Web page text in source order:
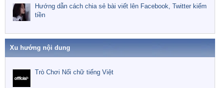
Hướng dẫn cách chia sẻ bài viết lên Facebook, Twitter kiếm
tiền
Xu hướng nội dung
Trò Chơi Nối chữ tiếng Việt